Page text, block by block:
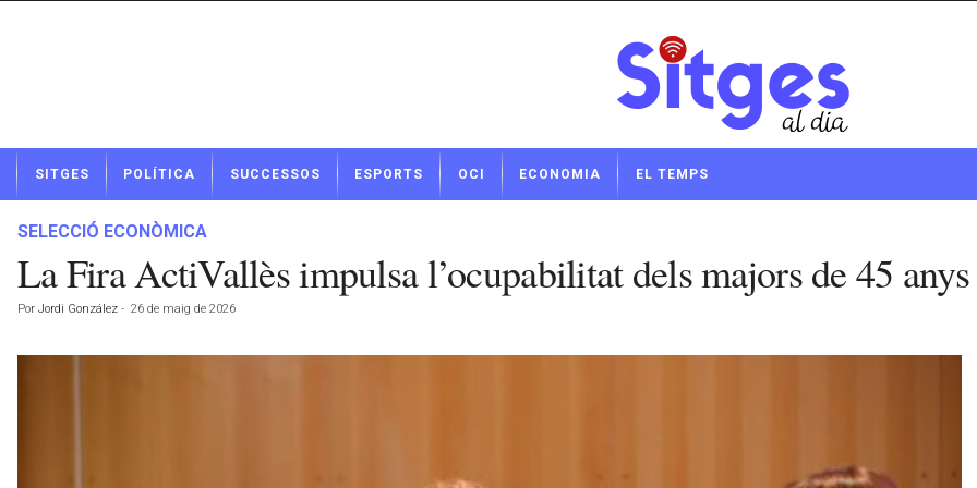
t
SITGES POLÍTICA SUCCESSOS ESPORTS OCI ECONOMIA EL TEMPS
SELECCIÓ ECONÒMICA
La Fira ActiVallès impulsa l’ocupabilitat dels majors de 45 anys
Por Jordi González - 26 de maig de 2026